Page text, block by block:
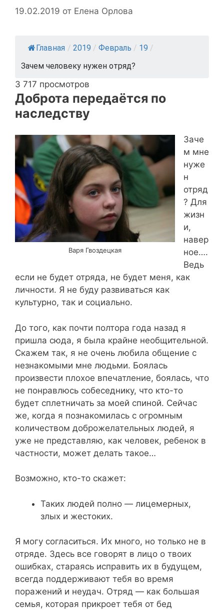
19.02.2019 от Елена Орлова
Главная / 2019 / Февраль / 19 /
Зачем человеку нужен отряд?
3 717 просмотров
Доброта передаётся по
наследству
Варя Гвоздецкая
Заче
м мне
нуже
н
отряд
? Для
жизн
и,
навер
ное….
Ведь
если не будет отряда, не будет меня, как
личности. Я не буду развиваться как
культурно, так и социально.
До того, как почти полтора года назад я
пришла сюда, я была крайне необщительной.
Скажем так, я не очень любила общение с
незнакомыми мне людьми. Боялась
произвести плохое впечатление, боялась, что
не понравлюсь собеседнику, что кто-то
будет сплетничать за моей спиной. Сейчас
же, когда я познакомилась с огромным
количеством доброжелательных людей, я
уже не представляю, как человек, ребенок в
частности, может делать такое…
Возможно, кто-то скажет:
Таких людей полно — лицемерных,
злых и жестоких.
Я могу согласиться. Их много, но только не в
отряде. Здесь все говорят в лицо о твоих
ошибках, стараясь исправить их в будущем,
всегда поддерживают тебя во время
поражений и неудач. Отряд — как большая
семья, которая прикроет тебя от бед